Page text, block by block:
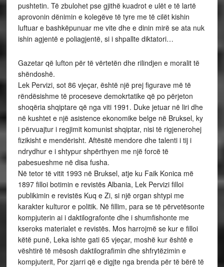
pushtetin. Të zbulohet pse gjithë kuadrot e ulët e të lartë
aprovonin dënimin e kolegëve të tyre me të cilët kishin
luftuar e bashkëpunuar me vite dhe e dinin mirë se ata nuk
ishin agjentë e poliagjentë, si i shpallte diktatori…
Gazetar që lufton për të vërtetën dhe rilindjen e moralit të
shëndoshë.
Lek Pervizi, sot 86 vjeçar, është një prej figurave më të
rëndësishme të proceseve demokrtatike që po përjeton
shoqëria shqiptare që nga viti 1991. Duke jetuar në liri dhe
në kushtet e një asistence ekonomike belge në Bruksel, ky
i përvuajtur i regjimit komunist shqiptar, nisi të rigjenerohej
fizikisht e mendërisht. Aftësitë mendore dhe talenti i tij i
ndrydhur e i shtypur shpërthyen me një forcë të
pabesueshme në disa fusha.
Në tetor të vitit 1993 në Bruksel, atje ku Faik Konica më
1897 filloi botimin e revistës Albania, Lek Pervizi filloi
publikimin e revistës Kuq e Zi, si një organ shtypi me
karakter kulturor e politik. Në fillim, para se të përvetësonte
kompjuterin ai i daktilografonte dhe i shumfishonte me
kseroks materialet e revistës. Mos harrojmë se kur e filloi
këtë punë, Leka ishte gati 65 vjeçar, moshë kur është e
vështirë të mësosh daktilografimin dhe shfrytëzimin e
kompjuterit, Por zjarri që e digjte nga brenda për të bërë të